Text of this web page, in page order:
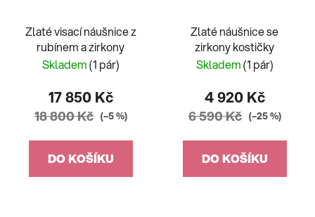
Zlaté visací náušnice z
rubínem a zirkony
Skladem(1 pár)
17 850 Kč
18 800 Kč (–5 %)
DO KOŠÍKU
Zlaté náušnice se
zirkony kostičky
Skladem(1 pár)
4 920 Kč
6 590 Kč (–25 %)
DO KOŠÍKU